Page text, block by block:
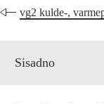
vg2 kulde-,
Sisadno